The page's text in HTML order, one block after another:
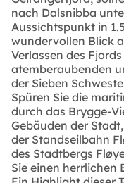
nach Dalsnibba
Aussichtspunkt in
wundervollen Blick
Verlassen des
atemberaubenden
der Sieben
Spüren Sie die
durch das Brygge-
Gebäuden der
der Standseilbahn
des Stadtbergs
Sie einen herrlichen